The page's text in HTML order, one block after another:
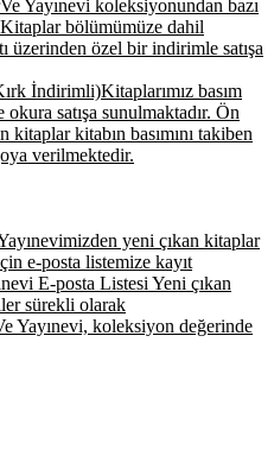
Ve Yayınevi koleksiyonundan bazı
bölümümüze dahil
üzerinden özel bir indirimle satışa
İndirimli)Kitaplarımız basım
satışa sunulmaktadır. Ön
kitaplar kitabın basımını takiben
verilmektedir.
yeni çıkan kitaplar
e-posta listemize kayıt
E-posta Listesi Yeni çıkan
sürekli olarak
Yayınevi, koleksiyon değerinde